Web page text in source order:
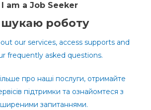
I am a Job Seeker
роботу
our services, access supports and
frequently asked questions.
про наші послуги, отримайте
підтримки та ознайомтеся з
запитаннями.